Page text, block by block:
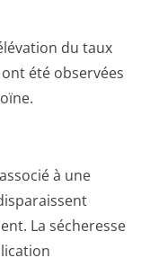
du taux
été observées
à une
La sécheresse